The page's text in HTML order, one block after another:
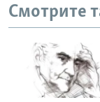
Смотрите